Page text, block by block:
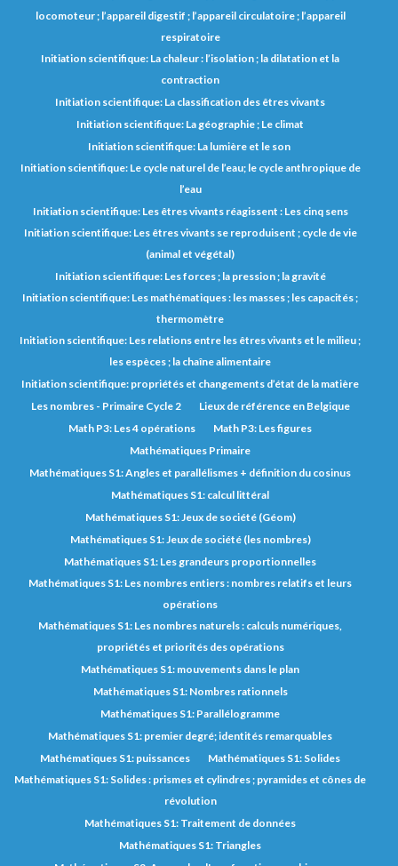
locomoteur ; l’appareil digestif ; l’appareil circulatoire ; l’appareil
respiratoire
Initiation scientifique: La chaleur : l’isolation ; la dilatation et la
contraction
Initiation scientifique: La classification des êtres vivants
Initiation scientifique: La géographie ; Le climat
Initiation scientifique: La lumière et le son
Initiation scientifique: Le cycle naturel de l’eau; le cycle anthropique de
l’eau
Initiation scientifique: Les êtres vivants réagissent : Les cinq sens
Initiation scientifique: Les êtres vivants se reproduisent ; cycle de vie
(animal et végétal)
Initiation scientifique: Les forces ; la pression ; la gravité
Initiation scientifique: Les mathématiques : les masses ; les capacités ;
thermomètre
Initiation scientifique: Les relations entre les êtres vivants et le milieu ;
les espèces ; la chaîne alimentaire
Initiation scientifique: propriétés et changements d’état de la matière
Les nombres - Primaire Cycle 2
Lieux de référence en Belgique
Math P3: Les 4 opérations
Math P3: Les figures
Mathématiques Primaire
Mathématiques S1: Angles et parallélismes + définition du cosinus
Mathématiques S1: calcul littéral
Mathématiques S1: Jeux de société (Géom)
Mathématiques S1: Jeux de société (les nombres)
Mathématiques S1: Les grandeurs proportionnelles
Mathématiques S1: Les nombres entiers : nombres relatifs et leurs
opérations
Mathématiques S1: Les nombres naturels : calculs numériques,
propriétés et priorités des opérations
Mathématiques S1: mouvements dans le plan
Mathématiques S1: Nombres rationnels
Mathématiques S1: Parallélogramme
Mathématiques S1: premier degré; identités remarquables
Mathématiques S1: puissances
Mathématiques S1: Solides
Mathématiques S1: Solides : prismes et cylindres ; pyramides et cônes de
révolution
Mathématiques S1: Traitement de données
Mathématiques S1: Triangles